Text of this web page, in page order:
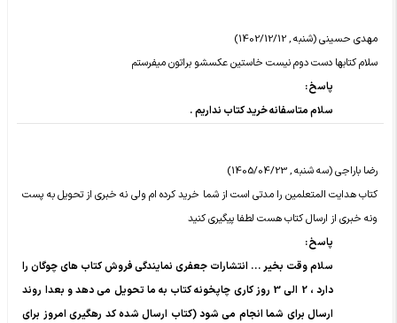
مهدی حسینی (شنبه , 1402/12/12)
سلام کتابها دست دوم نیست خاستین عکسشو براتون میفرستم
پاسخ :
سلام متاسفانه خرید کتاب نداریم .
رضا باراجی (سه شنبه , 1405/04/23)
کتاب هدایت المتعلمین را مدتی است از شما خرید کرده ام ولی نه خبری از تحویل به پست
ونه خبری از ارسال کتاب هست لطفا پیگیری کنید
پاسخ :
سلام وقت بخیر ... انتشارات جعفری نمایندگی فروش کتاب های چوگان را
دارد ، 2 الی 3 روز کاری چاپخونه کتاب به ما تحویل می دهد و بعدا روند
ارسال برای شما انجام می شود (کتاب ارسال شده کد رهگیری امروز برای